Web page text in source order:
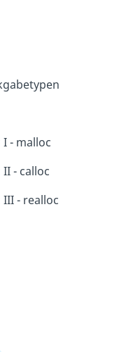
- malloc
- calloc
- realloc